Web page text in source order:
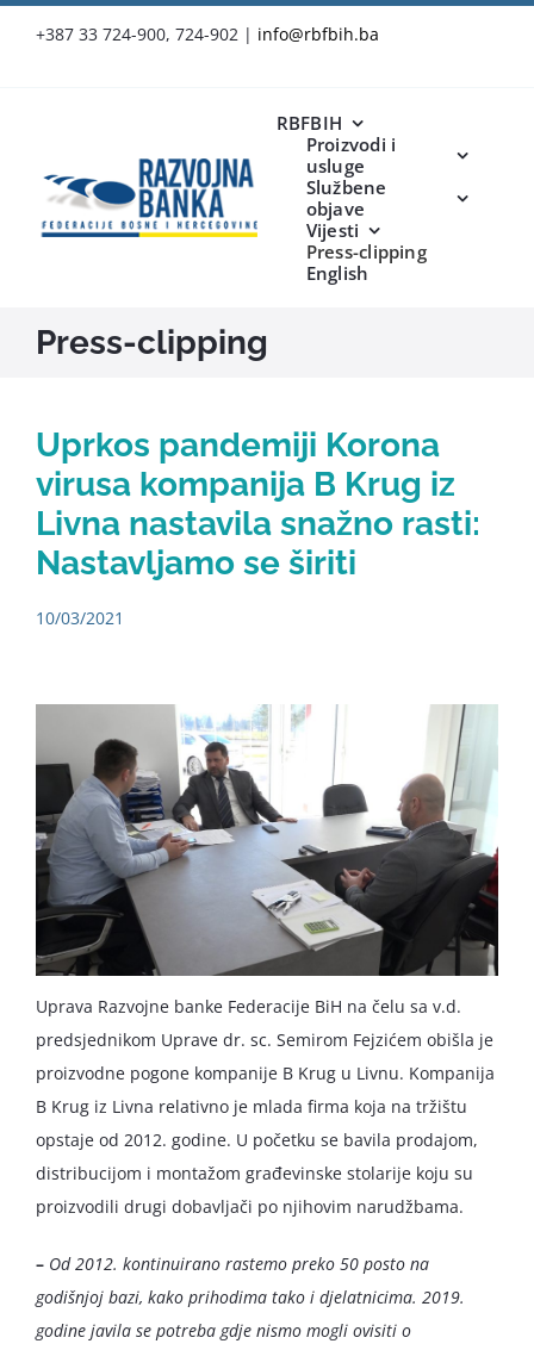
+387 33 724-900, 724-902 | info@rbfbih.ba
RBFBIH
Proizvodi i
usluge
Službene
objave
Vijesti
Press-clipping
English
Press-clipping
Uprkos pandemiji Korona
virusa kompanija B Krug iz
Livna nastavila snažno rasti:
Nastavljamo se širiti
10/03/2021
Uprava Razvojne banke Federacije BiH na čelu sa v.d.
predsjednikom Uprave dr. sc. Semirom Fejzićem obišla je
proizvodne pogone kompanije B Krug u Livnu. Kompanija
B Krug iz Livna relativno je mlada firma koja na tržištu
opstaje od 2012. godine. U početku se bavila prodajom,
distribucijom i montažom građevinske stolarije koju su
proizvodili drugi dobavljači po njihovim narudžbama.
– Od 2012. kontinuirano rastemo preko 50 posto na
godišnjoj bazi, kako prihodima tako i djelatnicima. 2019.
godine javila se potreba gdje nismo mogli ovisiti o